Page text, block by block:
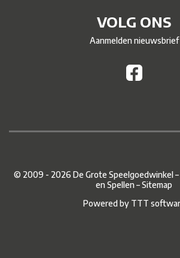
VOLG ONS
Aanmelden nieuwsbrief
© 2009 - 2026 De Grote Speelgoedwinkel
en Spellen –Sitemap
Powered by TTT